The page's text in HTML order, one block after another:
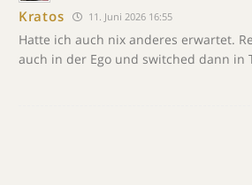
Kratos 11. Juni 2026 16:55
Hatte ich auch nix anderes erwartet.
auch in der Ego und switched dann in